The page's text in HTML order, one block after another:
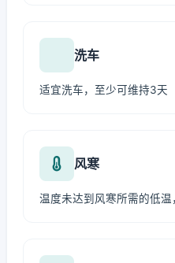
洗车
适宜洗车，至少可维持3天
风寒
温度未达到风寒所需的低温